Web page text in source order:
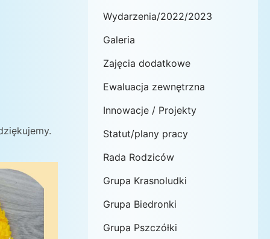
Wydarzenia/2022/2023
Galeria
Zajęcia dodatkowe
Ewaluacja zewnętrzna
Innowacje / Projekty
Statut/plany pracy
Rada Rodziców
Grupa Krasnoludki
Grupa Biedronki
Grupa Pszczółki